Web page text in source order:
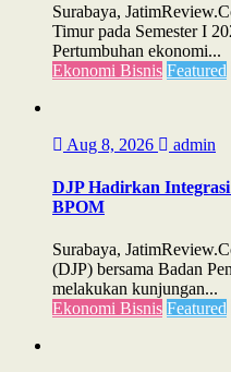
Surabaya,
Timur pada Semester I
Pertumbuhan ekonomi...
Ekonomi Bisnis Featured
Aug 8, 2026 admin
DJP Hadirkan
BPOM
Surabaya,
(DJP) bersama Badan
melakukan kunjungan...
Ekonomi Bisnis Featured